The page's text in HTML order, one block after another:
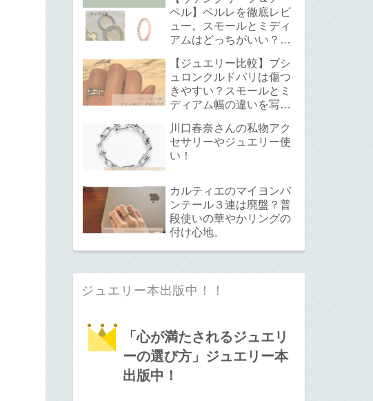
ペル】ペルレを徹底レビ
ュー。スモールとミディ
アムはどっちがいい？サ
て。
【ジュエリー比較】ブシ
ュロンクルドパリは傷つ
きやすい？スモールとミ
ディアム幅の違いを写真
川口春奈さんの私物アク
セサリーやジュエリー使
い！
カルティエのマイヨンパ
ンテール３連は廃盤？普
段使いの華やかリングの
付け心地。
ジュエリー本出版中！！
「心が満たされるジュエリ
ーの選び方」ジュエリー本
出版中！